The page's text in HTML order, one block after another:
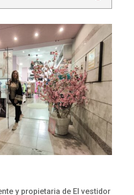
y propietaria de El vestidor